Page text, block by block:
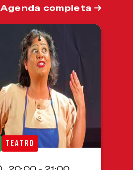
Agenda completa
TEATRO